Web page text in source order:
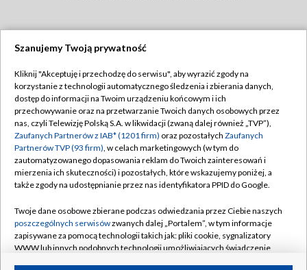
TVP
Abonament TVP
Emisja w TVP
Centrum informacji TVP
Naziemna Telewizja Cyfrowa
Rada Programowa
System NOS
Informacje o nadawcy
Regulamin TVP
Polityka prywatności
Moje zgody
Pomoc
Kontakt
Szanujemy Twoją prywatność
Kliknij "Akceptuję i przechodzę do serwisu", aby wyrazić zgody na
korzystanie z technologii automatycznego śledzenia i zbierania danych,
dostęp do informacji na Twoim urządzeniu końcowym i ich
przechowywanie oraz na przetwarzanie Twoich danych osobowych przez
nas, czyli Telewizję Polską S.A. w likwidacji (zwaną dalej również „TVP”),
Zaufanych Partnerów z IAB* (1201 firm) oraz pozostałych Zaufanych
Partnerów TVP (93 firm), w celach marketingowych (w tym do
zautomatyzowanego dopasowania reklam do Twoich zainteresowań i
mierzenia ich skuteczności) i pozostałych, które wskazujemy poniżej, a
także zgody na udostępnianie przez nas identyfikatora PPID do Google.
Twoje dane osobowe zbierane podczas odwiedzania przez Ciebie naszych
poszczególnych serwisówzwanych dalej „Portalem”, w tym informacje
zapisywane za pomocą technologii takich jak: pliki cookie, sygnalizatory
WWW lub innych podobnych technologii umożliwiających świadczenie